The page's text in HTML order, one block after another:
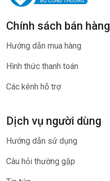
Chính sách bán hàng
Hướng dẫn mua hàng
Hình thức thanh toán
Các kênh hỗ trợ
Dịch vụ người dùng
Hướng dẫn sử dụng
Câu hỏi thường gặp